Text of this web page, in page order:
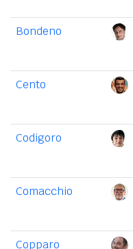
Bondeno
Cento
Codigoro
Comacchio
Copparo